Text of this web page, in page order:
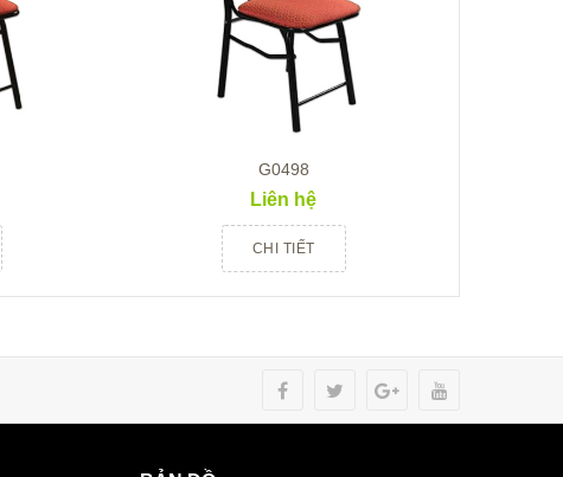
G0498
Liên hệ
CHI TIẾT